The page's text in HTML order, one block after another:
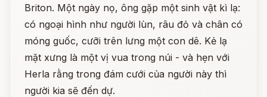
Briton. Một ngày nọ, ông gặp một sinh vật kì lạ:
có ngoại hình như người lùn, râu đỏ và chân có
móng guốc, cưỡi trên lưng một con dê. Kẻ lạ
mặt xưng là một vị vua trong núi - và hẹn với
Herla rằng trong đám cưới của người này thì
người kia sẽ đến dự.